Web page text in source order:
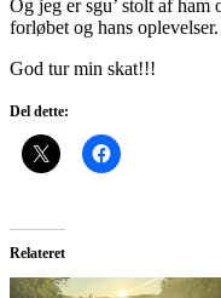
Og jeg er sgu’ stolt af ham
forløbet og hans oplevelser.
God tur min skat!!!
Del dette:
Relateret